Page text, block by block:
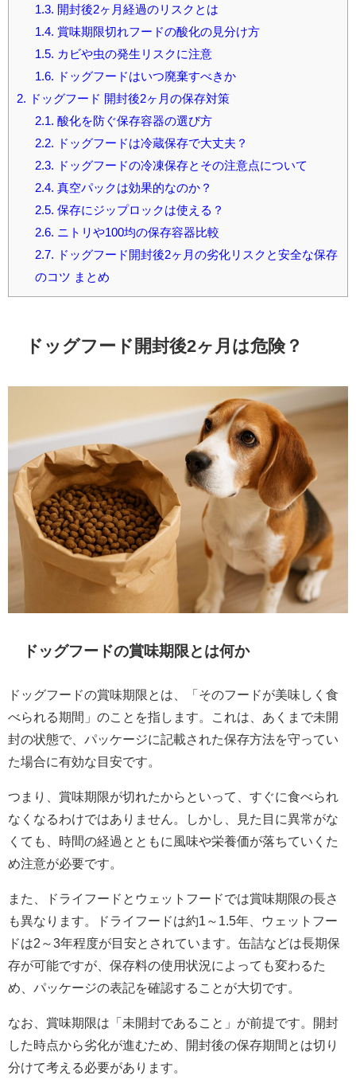
1.3. 開封後2ヶ月経過のリスクとは
1.4. 賞味期限切れフードの酸化の見分け方
1.5. カビや虫の発生リスクに注意
1.6. ドッグフードはいつ廃棄すべきか
2. ドッグフード 開封後2ヶ月の保存対策
2.1. 酸化を防ぐ保存容器の選び方
2.2. ドッグフードは冷蔵保存で大丈夫？
2.3. ドッグフードの冷凍保存とその注意点について
2.4. 真空パックは効果的なのか？
2.5. 保存にジップロックは使える？
2.6. ニトリや100均の保存容器比較
2.7. ドッグフード開封後2ヶ月の劣化リスクと安全な保存
のコツ まとめ
ドッグフード開封後2ヶ月は危険？
ドッグフードの賞味期限とは何か
ドッグフードの賞味期限とは、「そのフードが美味しく食
べられる期間」のことを指します。これは、あくまで未開
封の状態で、パッケージに記載された保存方法を守ってい
た場合に有効な目安です。
つまり、賞味期限が切れたからといって、すぐに食べられ
なくなるわけではありません。しかし、見た目に異常がな
くても、時間の経過とともに風味や栄養価が落ちていくた
め注意が必要です。
また、ドライフードとウェットフードでは賞味期限の長さ
も異なります。ドライフードは約1～1.5年、ウェットフー
ドは2～3年程度が目安とされています。缶詰などは長期保
存が可能ですが、保存料の使用状況によっても変わるた
め、パッケージの表記を確認することが大切です。
なお、賞味期限は「未開封であること」が前提です。開封
した時点から劣化が進むため、開封後の保存期間とは切り
分けて考える必要があります。